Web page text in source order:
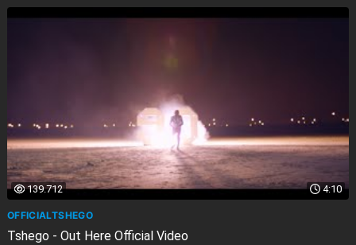
4:10
139.712
OFFICIALTSHEGO
Tshego - Out Here Official Video